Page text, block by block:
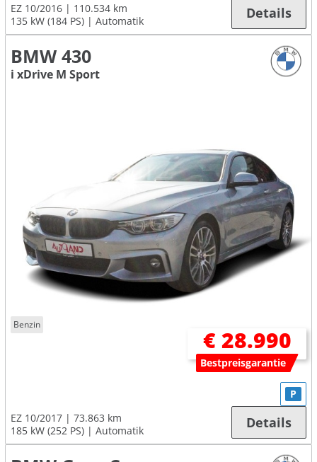
EZ 10/2016
110.534 km
135 kW (184 PS)
Automatik Details
BMW 430
i xDrive M Sport
Benzin
€ 28.990
Bestpreisgarantie
EZ 10/2017
73.863 km
185 kW (252 PS)
Automatik
P
Details